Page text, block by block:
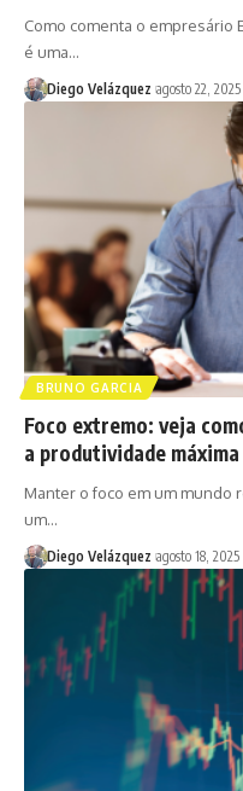
Como comenta o empresário
é uma…
Diego Velázquez agosto 22, 2025
BRUNO GARCIA
Foco extremo: veja
a produtividade máxima
Manter o foco em um
um…
Diego Velázquez agosto 18, 2025